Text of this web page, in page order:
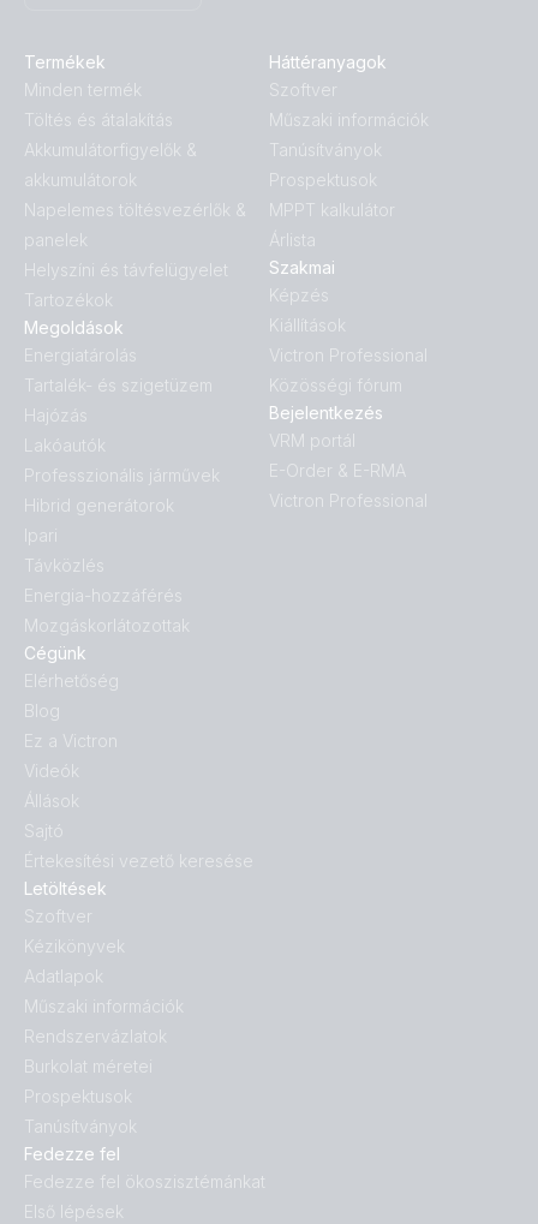
Termékek
Minden termék
Töltés és átalakítás
Akkumulátorfigyelők &
akkumulátorok
Napelemes töltésvezérlők &
panelek
Helyszíni és távfelügyelet
Tartozékok
Fedezze fel
Fedezze fel ökoszisztémánkat
Első lépések
Letöltések
Szoftver
Kézikönyvek
Adatlapok
Műszaki információk
Rendszervázlatok
Burkolat méretei
Prospektusok
Tanúsítványok
Megoldások
Energiatárolás
Tartalék- és szigetüzem
Hajózás
Lakóautók
Professzionális járművek
Hibrid generátorok
Ipari
Távközlés
Energia-hozzáférés
Mozgáskorlátozottak
Cégünk
Elérhetőség
Blog
Ez a Victron
Videók
Állások
Sajtó
Értekesítési vezető keresése
Háttéranyagok
Szoftver
Műszaki információk
Tanúsítványok
Prospektusok
MPPT kalkulátor
Árlista
Szakmai
Képzés
Kiállítások
Victron Professional
Közösségi fórum
Bejelentkezés
VRM portál
E-Order & E-RMA
Victron Professional